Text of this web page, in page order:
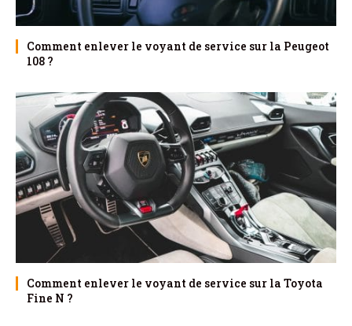
Comment enlever le voyant de service sur la Peugeot
108 ?
Comment enlever le voyant de service sur la Toyota
Fine N ?